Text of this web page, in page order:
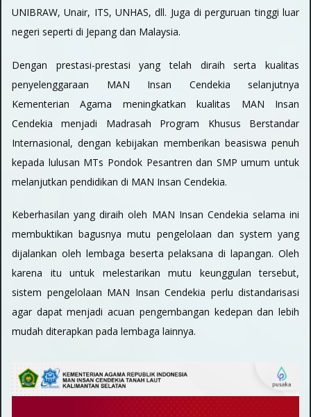
UNIBRAW, Unair, ITS, UNHAS, dll. Juga di perguruan tinggi luar
negeri seperti di Jepang dan Malaysia.
Dengan prestasi-prestasi yang telah diraih serta kualitas
penyelenggaraan MAN Insan Cendekia selanjutnya
Kementerian Agama meningkatkan kualitas MAN Insan
Cendekia menjadi Madrasah Program Khusus Berstandar
Internasional, dengan kebijakan memberikan beasiswa penuh
kepada lulusan MTs Pondok Pesantren dan SMP umum untuk
melanjutkan pendidikan di MAN Insan Cendekia.
Keberhasilan yang diraih oleh MAN Insan Cendekia selama ini
membuktikan bagusnya mutu pengelolaan dan system yang
dijalankan oleh lembaga beserta pelaksana di lapangan. Oleh
karena itu untuk melestarikan mutu keunggulan tersebut,
sistem pengelolaan MAN Insan Cendekia perlu distandarisasi
agar dapat menjadi acuan pengembangan kedepan dan lebih
mudah diterapkan pada lembaga lainnya.